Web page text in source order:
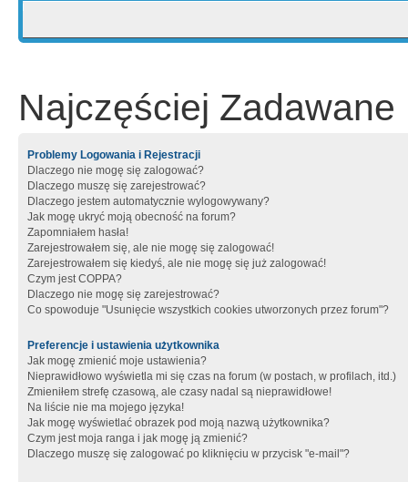
Najczęściej Zadawane
Problemy Logowania i Rejestracji
Dlaczego nie mogę się zalogować?
Dlaczego muszę się zarejestrować?
Dlaczego jestem automatycznie wylogowywany?
Jak mogę ukryć moją obecność na forum?
Zapomniałem hasła!
Zarejestrowałem się, ale nie mogę się zalogować!
Zarejestrowałem się kiedyś, ale nie mogę się już zalogować!
Czym jest COPPA?
Dlaczego nie mogę się zarejestrować?
Co spowoduje "Usunięcie wszystkich cookies utworzonych przez forum"?
Preferencje i ustawienia użytkownika
Jak mogę zmienić moje ustawienia?
Nieprawidłowo wyświetla mi się czas na forum (w postach, w profilach, itd.)
Zmieniłem strefę czasową, ale czasy nadal są nieprawidłowe!
Na liście nie ma mojego języka!
Jak mogę wyświetlać obrazek pod moją nazwą użytkownika?
Czym jest moja ranga i jak mogę ją zmienić?
Dlaczego muszę się zalogować po kliknięciu w przycisk "e-mail"?